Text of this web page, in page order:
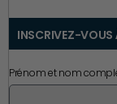
INSCRIVEZ-VOUS
Prénom et nom